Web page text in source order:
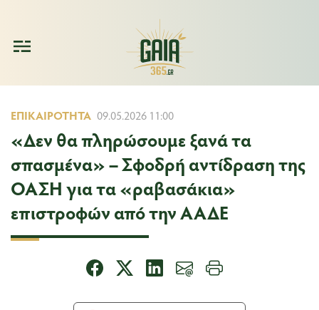
ΕΠΙΚΑΙΡΌΤΗΤΑ 09.05.2026 11:00
«Δεν θα πληρώσουμε ξανά τα
σπασμένα» – Σφοδρή αντίδραση της
ΟΑΣΗ για τα «ραβασάκια»
επιστροφών από την ΑΑΔΕ